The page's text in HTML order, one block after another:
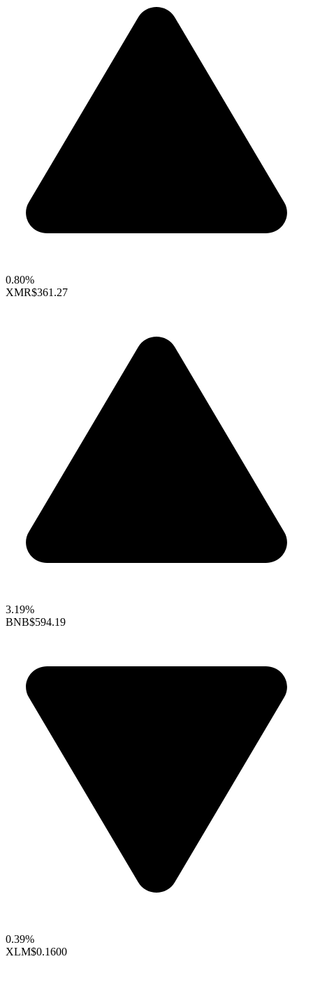
0.80%
XMR$361.27
3.19%
BNB$594.19
0.39%
XLM$0.1600